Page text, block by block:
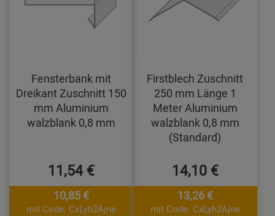
Fensterbank mit
Dreikant Zuschnitt 150
mm Aluminium
walzblank 0,8 mm
11,54 €
10,85 €
mit Code: CxLyh2Ajne
Firstblech Zuschnitt
250 mm Länge 1
Meter Aluminium
walzblank 0,8 mm
(Standard)
14,10 €
13,26 €
mit Code: CxLyh2Ajne